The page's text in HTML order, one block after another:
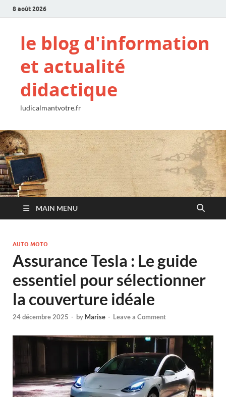
8 août 2026
le blog d'information
et actualité
didactique
ludicalmantvotre.fr
MAIN MENU
AUTO MOTO
Assurance Tesla : Le guide
essentiel pour sélectionner
la couverture idéale
24 décembre 2025 - by Marise - Leave a Comment